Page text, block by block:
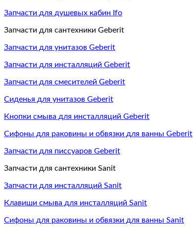
Запчасти для душевых кабин Ifo
Запчасти для сантехники Geberit
Запчасти для унитазов Geberit
Запчасти для инсталляций Geberit
Запчасти для смесителей Geberit
Сиденья для унитазов Geberit
Кнопки смыва для инсталляций Geberit
Сифоны для раковины и обвязки для ванны Geberit
Запчасти для писсуаров Geberit
Запчасти для сантехники Sanit
Запчасти для инсталляций Sanit
Клавиши смыва для инсталляций Sanit
Сифоны для раковины и обвязки для ванны Sanit